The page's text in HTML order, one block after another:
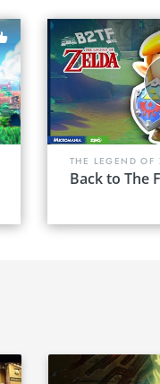
THE LEGEND OF
Back to The